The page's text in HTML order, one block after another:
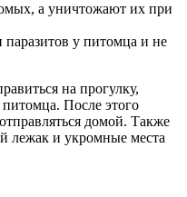
а уничтожают их при
паразитов у питомца и не
на прогулку,
После этого
домой. Также
лежак и укромные места